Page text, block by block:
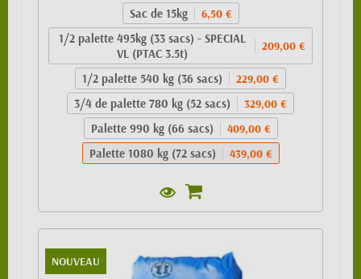
Sac de 15kg 6,50 €
1/2 palette 495kg (33 sacs) - SPECIAL
VL (PTAC 3.5t)
209,00 €
1/2 palette 540 kg (36 sacs) 229,00 €
3/4 de palette 780 kg (52 sacs) 329,00 €
Palette 990 kg (66 sacs) 409,00 €
Palette 1080 kg (72 sacs) 439,00 €
NOUVEAU